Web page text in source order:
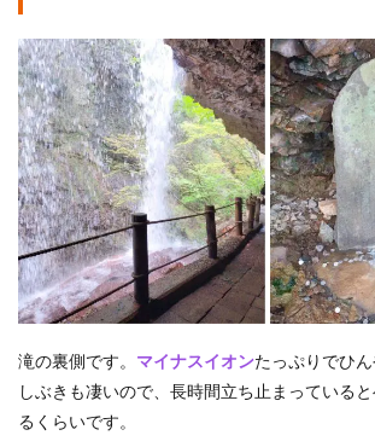
滝の裏側です。 マイナスイオンたっぷりでひ
しぶきも凄いので、長時間立ち止まっている
るくらいです。